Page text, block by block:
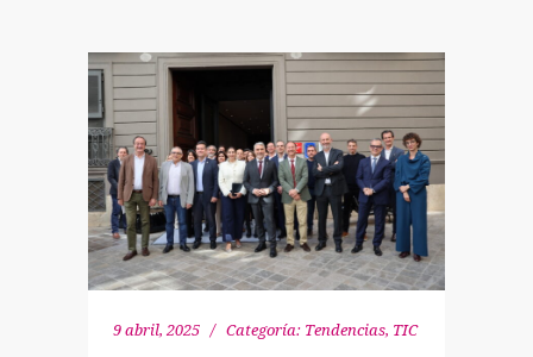
9 abril, 2025 Categoría: Tendencias, TIC